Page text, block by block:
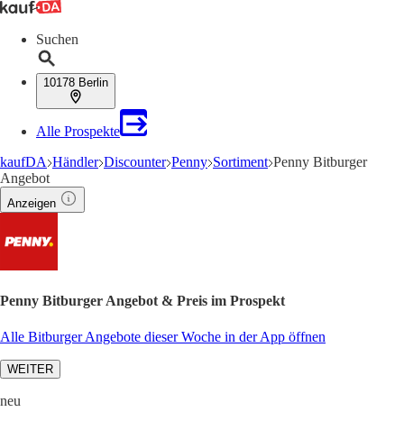
Suchen
10178 Berlin
Alle Prospekte
kaufDA Händler Discounter Penny Sortiment Penny Bitburger
Angebot
Anzeigen
Penny Bitburger Angebot & Preis im Prospekt
Alle Bitburger Angebote dieser Woche in der App öffnen
WEITER
neu